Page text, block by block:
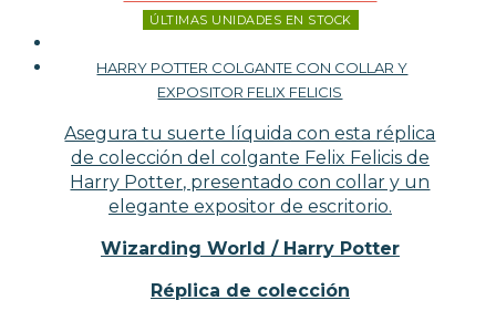
ÚLTIMAS UNIDADES EN STOCK
HARRY POTTER COLGANTE CON COLLAR Y
EXPOSITOR FELIX FELICIS
Asegura tu suerte líquida con esta réplica
de colección del colgante Felix Felicis de
Harry Potter, presentado con collar y un
elegante expositor de escritorio.
Wizarding World / Harry Potter
Réplica de colección